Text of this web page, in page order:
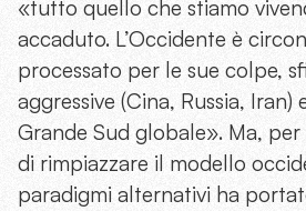
«tutto quello che stiamo
accaduto. L’Occidente è
processato per le sue colpe,
aggressive (Cina, Russia, Iran)
Grande Sud globale». Ma,
di rimpiazzare il modello
paradigmi alternativi ha